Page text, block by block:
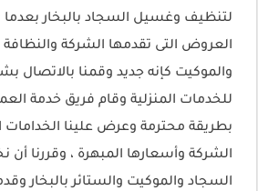
لتنظيف وغسيل السجاد بالبخار
العروض التى تقدمها الشركة والنظافة
والموكيت كإنه جديد وقمنا بالاتصال
للخدمات المنزلية وقام فريق خدمة
بطريقة محترمة وعرض علينا الخدامات
الشركة وأسعارها المبهرة ، وقررنا أن
السجاد والموكيت والستائر بالبخار